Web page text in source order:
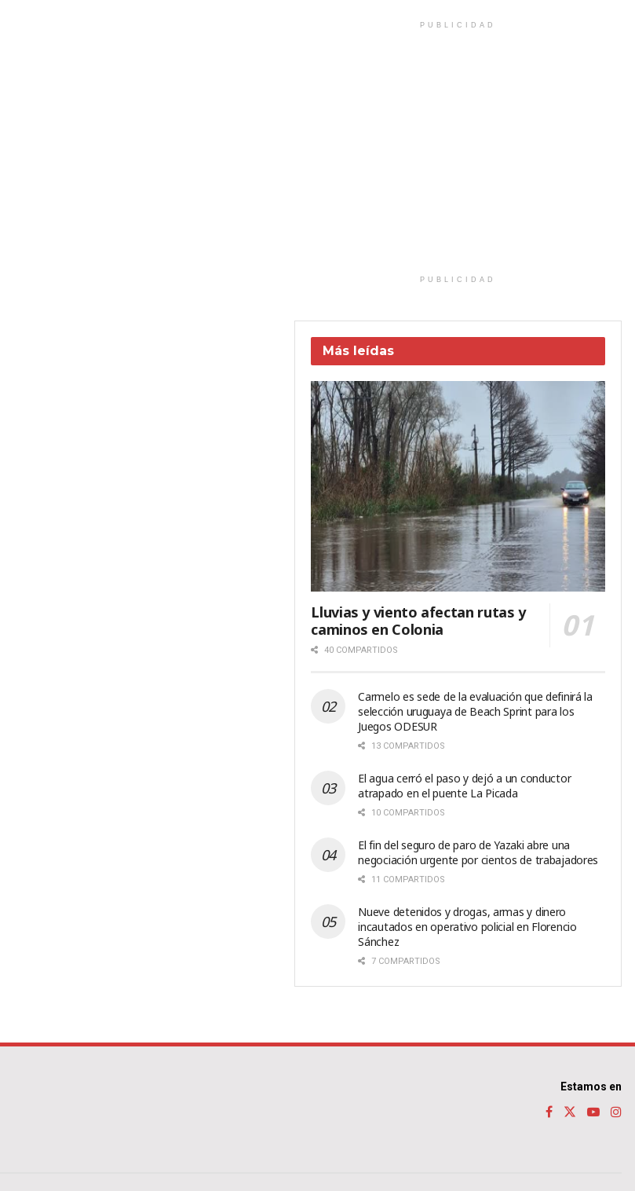
PUBLICIDAD
PUBLICIDAD
Más leídas
Lluvias y viento afectan rutas y
caminos en Colonia
40 COMPARTIDOS
Carmelo es sede de la evaluación que definirá la
selección uruguaya de Beach Sprint para los
Juegos ODESUR
13 COMPARTIDOS
El agua cerró el paso y dejó a un conductor
atrapado en el puente La Picada
10 COMPARTIDOS
El fin del seguro de paro de Yazaki abre una
negociación urgente por cientos de trabajadores
11 COMPARTIDOS
Nueve detenidos y drogas, armas y dinero
incautados en operativo policial en Florencio
Sánchez
7 COMPARTIDOS
Estamos en